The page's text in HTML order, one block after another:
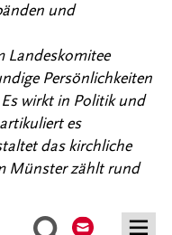
Suche
und
Landeskomitee
Persönlichkeiten
wirkt in Politik und
es
das kirchliche
Münster zählt rund